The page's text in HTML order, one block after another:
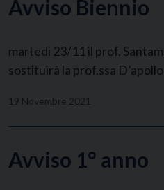
Avviso Biennio
martedì 23/11 il prof.
sostituirà la prof.ssa D’apollo
19 Novembre 2021
Avviso 1° anno